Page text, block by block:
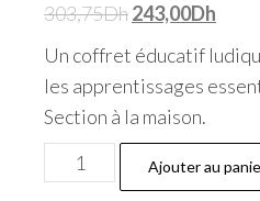
303,75Dh243,00Dh
Un coffret éducatif
les apprentissages
Section à la maison.
Ajouter au